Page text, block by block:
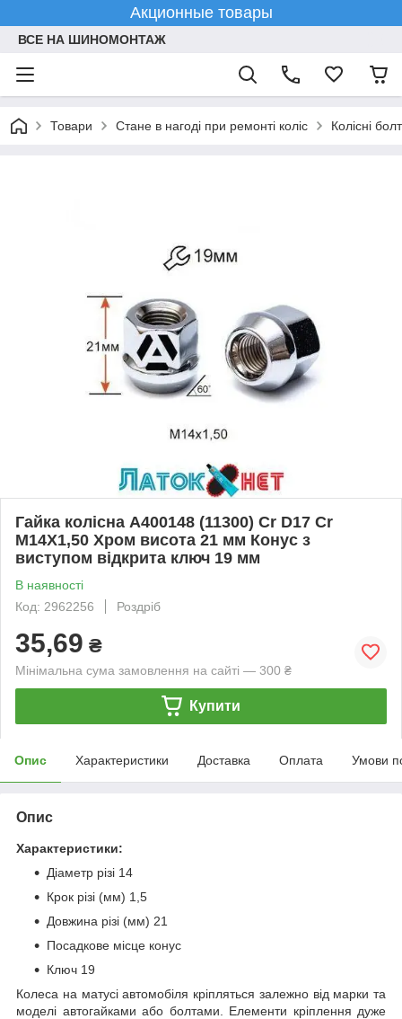
Акционные товары
ВСЕ НА ШИНОМОНТАЖ
Товари Стане в нагоді при ремонті коліс Колісні
Гайка колісна A400148 (11300) Cr D17 Cr
M14X1,50 Хром висота 21 мм Конус з
виступом відкрита ключ 19 мм
В наявності
Код: 2962256
Роздріб
35,69 ₴
Мінімальна сума замовлення на сайті — 300 ₴
Купити
Опис Характеристики Доставка Оплата Умови
Опис
Характеристики:
Діаметр різі 14
Крок різі (мм) 1,5
Довжина різі (мм) 21
Посадкове місце конус
Ключ 19
Колеса на матусі автомобіля кріпляться залежно від марки та
моделі автогайками або болтами. Елементи кріплення дуже